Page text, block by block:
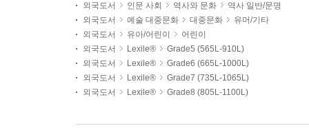
외국도서
인문 사회 역사와 문화
역사 일반/문명
외국도서
예술 대중문화 대중문화
유머/기타
외국도서
유아/어린이
어린이
외국도서
Lexile®
Grade5 (565L-910L)
외국도서
Lexile®
Grade6 (665L-1000L)
외국도서
Lexile®
Grade7 (735L-1065L)
외국도서
Lexile® Grade8 (805L-1100L)